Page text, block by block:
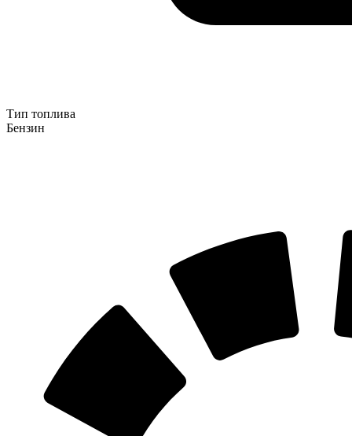
Тип топлива
Бензин